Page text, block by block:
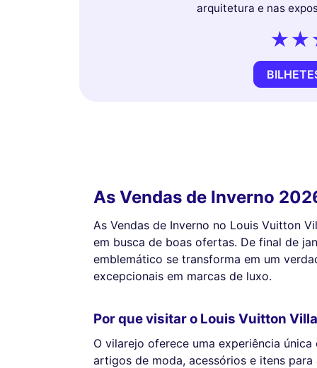
arquitetura e nas
As Vendas de Inverno
As Vendas de Inverno no Louis Vuitton
em busca de boas ofertas. De final de
emblemático se transforma em um
excepcionais em marcas de luxo.
Por que visitar o Louis Vuitton
O vilarejo oferece uma experiência
artigos de moda, acessórios e itens